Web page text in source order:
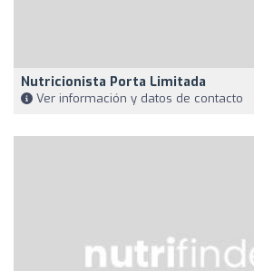
Nutricionista Porta Limitada
Ver información y datos de contacto